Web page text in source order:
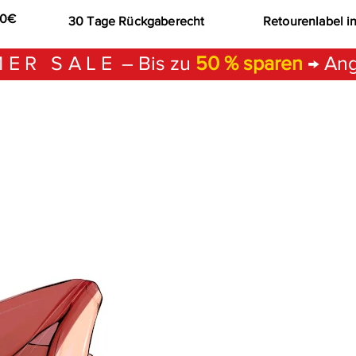
30 Tage Rückgaberecht Retourenlabel
SALE – Bis zu 50 % sparen →